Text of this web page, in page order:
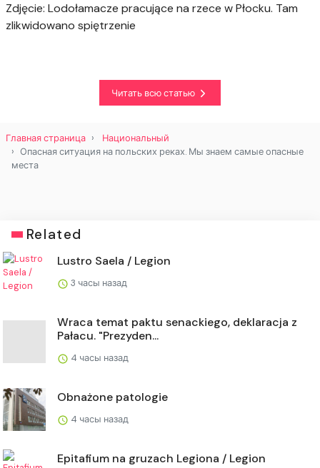
Zdjęcie: Lodołamacze pracujące na rzece w Płocku. Tam
zlikwidowano spiętrzenie
Читать всю статью
Главная страница
Национальный
Опасная ситуация на польских реках. Мы знаем самые опасные
места
Related
Lustro Saela / Legion
3 часы назад
Wraca temat paktu senackiego, deklaracja z
Pałacu. "Prezyden...
4 часы назад
Obnażone patologie
4 часы назад
Epitafium na gruzach Legiona / Legion